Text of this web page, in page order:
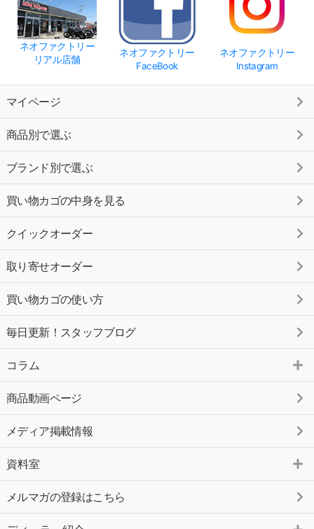
ネオファクトリー
リアル店舗
ネオファクトリー
FaceBook
ネオファクトリー
Instagram
マイページ
商品別で選ぶ
ブランド別で選ぶ
買い物カゴの中身を見る
クイックオーダー
取り寄せオーダー
買い物カゴの使い方
毎日更新！スタッフブログ
コラム
商品動画ページ
メディア掲載情報
資料室
メルマガの登録はこちら